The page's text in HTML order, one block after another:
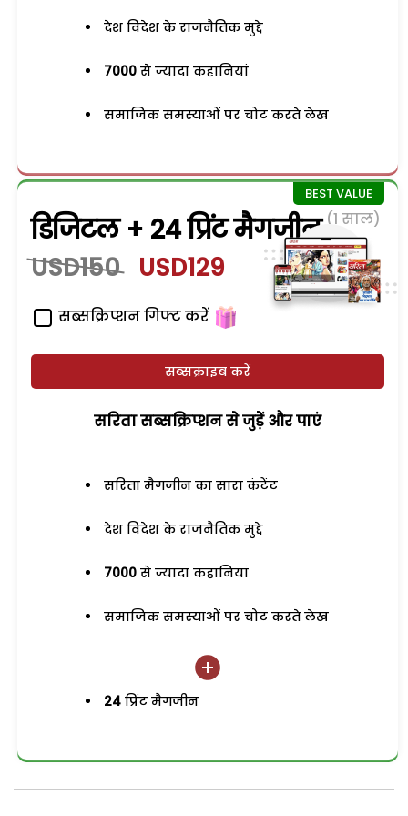
देश विदेश के राजनैतिक मुद्दे
7000 से ज्यादा कहानियां
समाजिक समस्याओं पर चोट करते लेख
डिजिटल + 24 प्रिंट मैगजीन (1 साल)
USD150 USD129
सब्सक्रिप्शन गिफ्ट करें
सब्सक्राइब करें
सरिता सब्सक्रिप्शन से जुड़ेें और पाएं
सरिता मैगजीन का सारा कंटेंट
देश विदेश के राजनैतिक मुद्दे
7000 से ज्यादा कहानियां
समाजिक समस्याओं पर चोट करते लेख
24 प्रिंट मैगजीन